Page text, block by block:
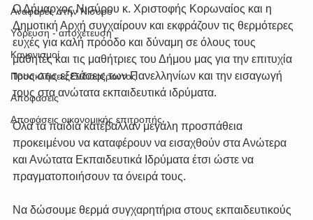
Αναφορές στην Νίσυρο
Υδρευση - αποχέτευση
Κανονισμοί
Προσκλήσεις Ενδιαφέροντος
Αποφάσεις
Αποφάσεις οικονομικής επιτροπής
Ο Δήμαρχος Νισύρου κ. Χριστοφής Κορωναίος και η
Δημοτική Αρχή συγχαίρουν και εκφράζουν τις θερμότερες
ευχές για καλή πρόοδο και δύναμη σε όλους τους
μαθητές και τις μαθήτριες του Δήμου μας για την επιτυχία
τους στις εξετάσεις των Πανελληνίων και την εισαγωγή
τους στα ανώτατα εκπαιδευτικά ιδρύματα.
Όλα τα παιδιά κατέβαλλαν μεγάλη προσπάθεια
προκειμένου να καταφέρουν να εισαχθούν στα Ανώτερα
και Ανώτατα Εκπαιδευτικά Ιδρύματα έτσι ώστε να
πραγματοποιήσουν τα όνειρά τους.
Να δώσουμε θερμά συγχαρητήρια στους εκπαιδευτικούς